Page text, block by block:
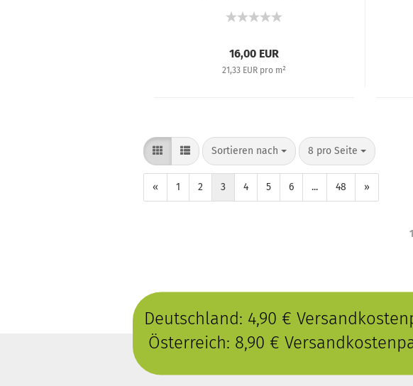
16,00 EUR
21,33 EUR pro m²
Sortieren nach 8 pro Seite
« 1 2 3 4 5 6 ... 48 »
Deutschland: 4,90 €
Österreich: 8,90 €